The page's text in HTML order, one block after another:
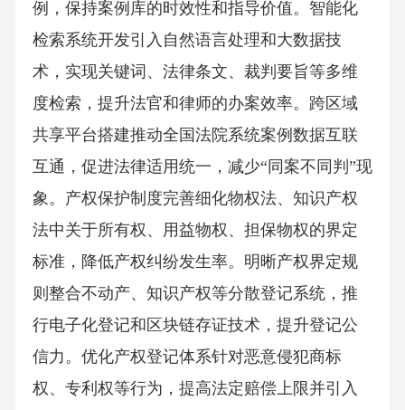
例，保持案例库的时效性和指导价值。智能化
检索系统开发引入自然语言处理和大数据技
术，实现关键词、法律条文、裁判要旨等多维
度检索，提升法官和律师的办案效率。跨区域
共享平台搭建推动全国法院系统案例数据互联
互通，促进法律适用统一，减少“同案不同判”现
象。产权保护制度完善细化物权法、知识产权
法中关于所有权、用益物权、担保物权的界定
标准，降低产权纠纷发生率。明晰产权界定规
则整合不动产、知识产权等分散登记系统，推
行电子化登记和区块链存证技术，提升登记公
信力。优化产权登记体系针对恶意侵犯商标
权、专利权等行为，提高法定赔偿上限并引入